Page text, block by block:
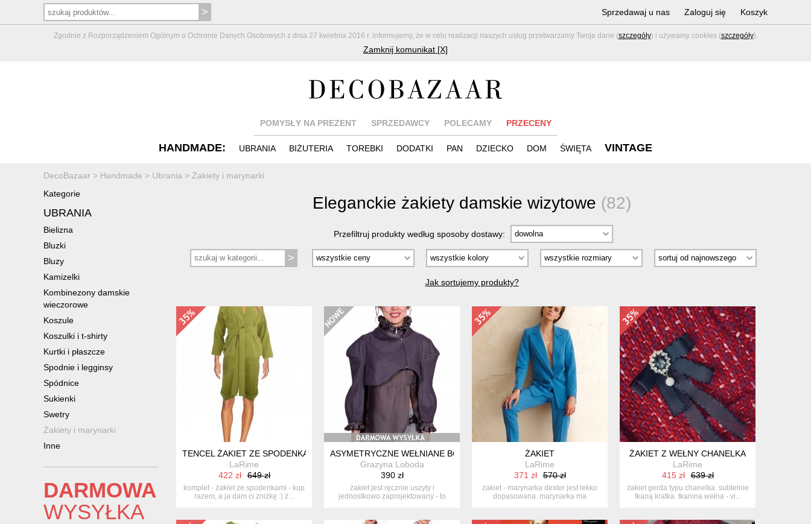
Zgodnie z Rozporządzeniem Ogólnym o Ochronie Danych Osobowych z dnia 27 kwietnia 2016 r. informujemy, że w celu realizacji naszych usług przetwarzamy Twoje dane (szczegóły) i używamy cookies (szczegóły).
Zamknij komunikat [X]
Sprzedawaj u nas Zaloguj się Koszyk
POMYSŁY NA PREZENT SPRZEDAWCY POLECAMY PRZECENY
HANDMADE: UBRANIA BIŻUTERIA TOREBKI DODATKI PAN DZIECKO DOM ŚWIĘTA VINTAGE
DecoBazaar > Handmade > Ubrania > Żakiety i marynarki
Kategorie
UBRANIA
Bielizna
Bluzki
Bluzy
Kamizelki
Kombinezony damskie
wieczorowe
Koszule
Koszulki i t-shirty
Kurtki i płaszcze
Spodnie i legginsy
Spódnice
Sukienki
Swetry
Żakiety i marynarki
Inne
DARMOWA
WYSYŁKA
Eleganckie żakiety damskie wizytowe (82)
Przefiltruj produkty według sposoby dostawy:
Jak sortujemy produkty?
TENCEL ŻAKIET ZE SPODENKAMI
LaRime
422 zł
649 zł
komplet - żakiet ze spodenkami - kup
razem, a ja dam ci zniżkę :) ż...
ASYMETRYCZNE WEŁNIANE BOLERKO HANDMADE
Grazyna Loboda
390 zł
żakiet jest ręcznie uszyty i
jednostkowo zaprojektowany - to
ŻAKIET
LaRime
371 zł
570 zł
żakiet - marynarka dexter jest lekko
dopasowana. marynarka ma
ŻAKIET Z WEŁNY CHANELKA
LaRime
415 zł
639 zł
żakiet gerda typu chanelka. subtelnie
tkaną kratka. tkanina wełna - vi...